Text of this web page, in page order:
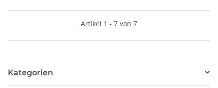
Artikel 1 - 7 von 7
Kategorien